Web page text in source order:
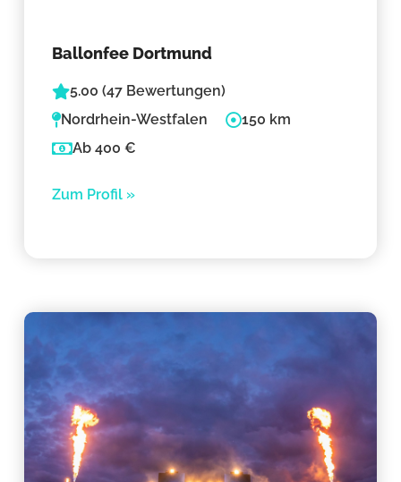
Ballonfee Dortmund
5.00 (47 Bewertungen)
Nordrhein-Westfalen
150 km
Ab 400 €
Zum Profil »